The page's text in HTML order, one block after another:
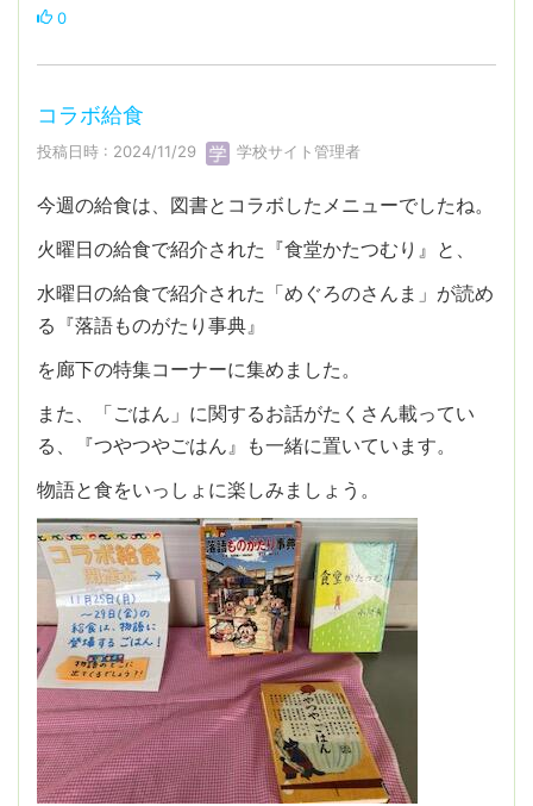
0
コラボ給食
投稿日時 : 2024/11/29 学校サイト管理者
今週の給食は、図書とコラボしたメニューでしたね。
火曜日の給食で紹介された『食堂かたつむり』と、
水曜日の給食で紹介された「めぐろのさんま」が読め
る『落語ものがたり事典』
を廊下の特集コーナーに集めました。
また、「ごはん」に関するお話がたくさん載ってい
る、『つやつやごはん』も一緒に置いています。
物語と食をいっしょに楽しみましょう。